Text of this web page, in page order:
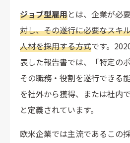
人材配置の柔軟性の低さ
既存制度の抜本的な見直しが必要
ジョブ型雇用のデメリット（個
自律的な学習・スキル向上が必須
雇用の安定性に関する懸念
2.職務記述書（ジョブディスクリプ
ジョブ型雇用とは、企業が必
対し、その遂行に必要なスキ
人材を採用する方式です。
表した報告書では、「特定の
その職務・役割を遂行できる
を社外から獲得、または社内
と定義されています。
欧米企業では主流であるこの